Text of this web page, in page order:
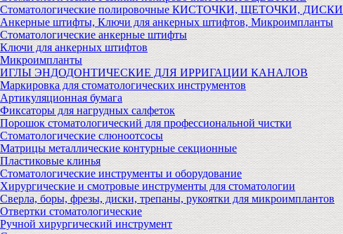
Стоматологические полировочные КИСТОЧКИ, ЩЕТОЧКИ, ДИСКИ
Анкерные штифты, Ключи для анкерных штифтов, Микроимпланты
Стоматологические анкерные штифты
Ключи для анкерных штифтов
Микроимпланты
ИГЛЫ ЭНДОДОНТИЧЕСКИЕ ДЛЯ ИРРИГАЦИИ КАНАЛОВ
Маркировка для стоматологических инструментов
Артикуляционная бумага
Фиксаторы для нагрудных салфеток
Порошок стоматологический для профессиональной чистки
Стоматологические слюноотсосы
Матрицы металлические контурные секционные
Пластиковые клинья
Стоматологические инструменты и оборудование
Хирургические и смотровые инструменты для стоматологии
Сверла, боры, фрезы, диски, трепаны, рукоятки для микроимплантов
Отвертки стоматологические
Ручной хирургический инструмент